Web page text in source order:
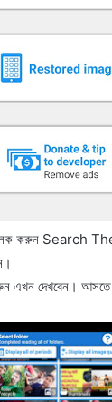
করুন Search
এখন দেখবেন।